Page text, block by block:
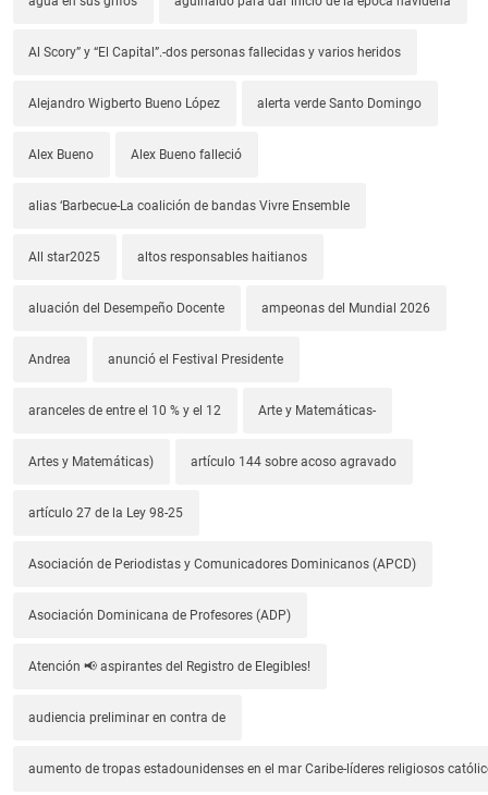
Al Scory” y “El Capital”.-dos personas fallecidas y varios heridos
Alejandro Wigberto Bueno López alerta verde Santo Domingo
Alex Bueno Alex Bueno falleció
alias ‘Barbecue-La coalición de bandas Vivre Ensemble
All star2025 altos responsables haitianos
aluación del Desempeño Docente ampeonas del Mundial 2026
Andrea anunció el Festival Presidente
aranceles de entre el 10 % y el 12 Arte y Matemáticas-
Artes y Matemáticas) artículo 144 sobre acoso agravado
artículo 27 de la Ley 98-25
Asociación de Periodistas y Comunicadores Dominicanos (APCD)
Asociación Dominicana de Profesores (ADP)
Atención 📢 aspirantes del Registro de Elegibles!
audiencia preliminar en contra de
aumento de tropas estadounidenses en el mar Caribe-líderes religiosos